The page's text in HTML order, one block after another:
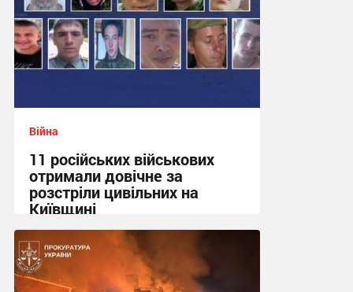
Війна
11 російських військових
отримали довічне за
розстріли цивільних на
Київщині
23:09 вчора